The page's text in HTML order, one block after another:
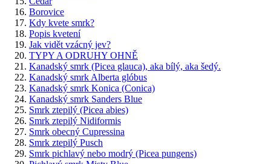
Borovice
Kdy kvete smrk?
Popis kvetení
Jak vidět vzácný jev?
TYPY A ODRUHY OHNĚ
Kanadský smrk (Picea glauca), aka bílý, aka šedý.
Kanadský smrk Alberta glóbus
Kanadský smrk Konica (Conica)
Kanadský smrk Sanders Blue
Smrk ztepilý (Picea abies)
Smrk ztepilý Nidiformis
Smrk obecný Cupressina
Smrk ztepilý Pusch
Smrk pichlavý nebo modrý (Picea pungens)